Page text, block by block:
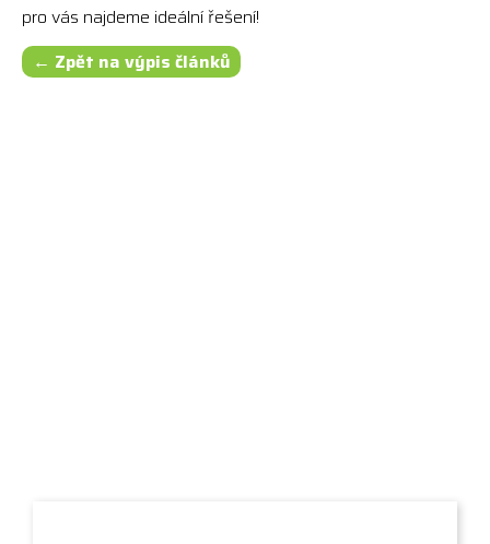
pro vás najdeme ideální řešení!
← Zpět na výpis článků